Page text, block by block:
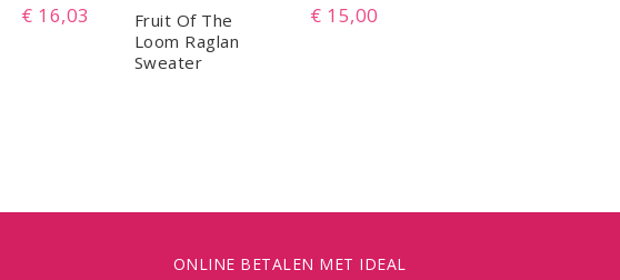
€ 16,03
Fruit Of The
Loom Raglan
Sweater
€ 15,00
ONLINE BETALEN MET IDEAL